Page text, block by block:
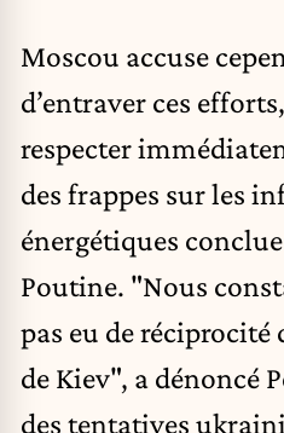
Moscou accuse
d’entraver ces
respecter
des frappes sur les
énergétiques
Poutine. "Nous
pas eu de réciprocité
de Kiev", a dénoncé
des tentatives